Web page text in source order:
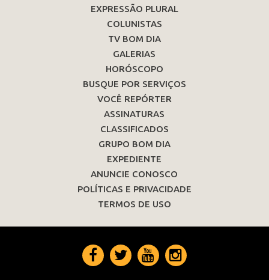
EXPRESSÃO PLURAL
COLUNISTAS
TV BOM DIA
GALERIAS
HORÓSCOPO
BUSQUE POR SERVIÇOS
VOCÊ REPÓRTER
ASSINATURAS
CLASSIFICADOS
GRUPO BOM DIA
EXPEDIENTE
ANUNCIE CONOSCO
POLÍTICAS E PRIVACIDADE
TERMOS DE USO